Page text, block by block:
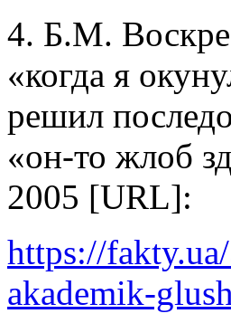
4. Б.М.
«когда я
решил
«он-то жлоб
2005 [URL]:
https://
akademik-